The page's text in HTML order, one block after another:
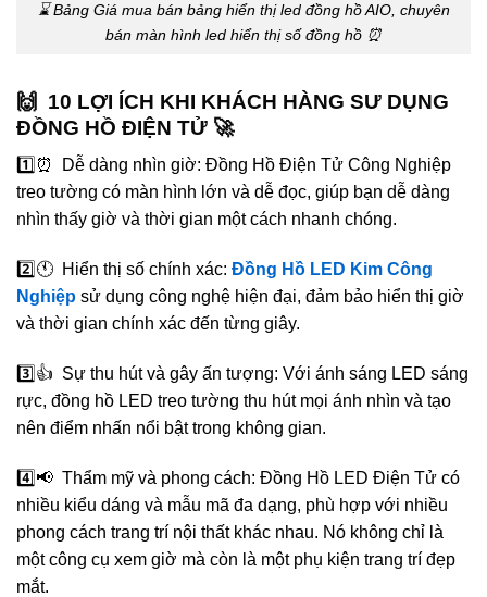
⌛️ Bảng Giá mua bán bảng hiển thị led đồng hồ AIO, chuyên
bán màn hình led hiển thị số đồng hồ ⏰
🙌 10 LỢI ÍCH KHI KHÁCH HÀNG SƯ DỤNG
ĐỒNG HỒ ĐIỆN TỬ 🚀
1️⃣⏰ Dễ dàng nhìn giờ: Đồng Hồ Điện Tử Công Nghiệp
treo tường có màn hình lớn và dễ đọc, giúp bạn dễ dàng
nhìn thấy giờ và thời gian một cách nhanh chóng.
2️⃣🕚 Hiển thị số chính xác: Đồng Hồ LED Kim Công
Nghiệp sử dụng công nghệ hiện đại, đảm bảo hiển thị giờ
và thời gian chính xác đến từng giây.
3️⃣👍 Sự thu hút và gây ấn tượng: Với ánh sáng LED sáng
rực, đồng hồ LED treo tường thu hút mọi ánh nhìn và tạo
nên điểm nhấn nổi bật trong không gian.
4️⃣📢 Thẩm mỹ và phong cách: Đồng Hồ LED Điện Tử có
nhiều kiểu dáng và mẫu mã đa dạng, phù hợp với nhiều
phong cách trang trí nội thất khác nhau. Nó không chỉ là
một công cụ xem giờ mà còn là một phụ kiện trang trí đẹp
mắt.